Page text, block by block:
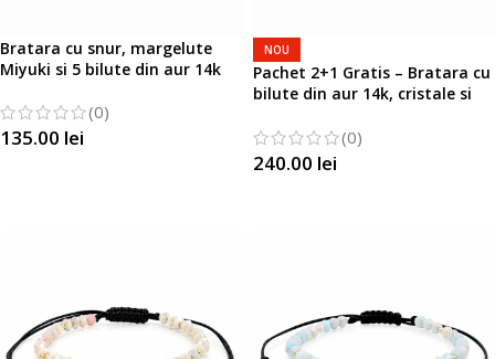
Bratara cu snur, margelute
Miyuki si 5 bilute din aur 14k
(0)
135.00 lei
NOU
Pachet 2+1 Gratis – Bratara cu
bilute din aur 14k, cristale si
(0)
240.00 lei